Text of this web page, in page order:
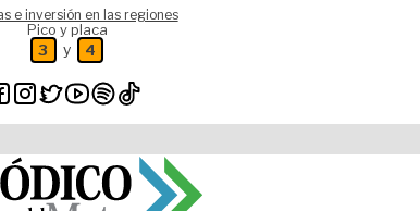
e inversión en las regiones
Pico y placa
3 y 4